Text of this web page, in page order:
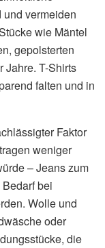
vermeiden
wie Mäntel
gepolsterten
Jahre. T-Shirts
falten und in
Faktor
weniger
– Jeans zum
bei
Wolle und
oder
die